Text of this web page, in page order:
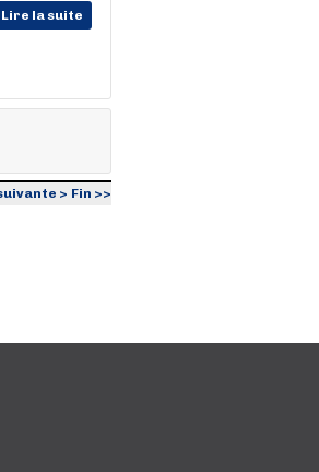
Lire la suite
> Fin >>